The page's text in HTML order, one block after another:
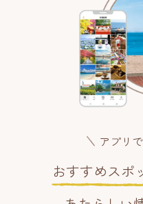
アプリ
おすすめスポ